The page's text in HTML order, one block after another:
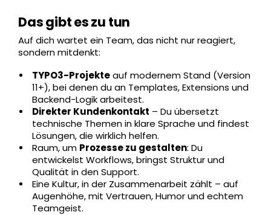
Das gibt es zu tun
Auf dich wartet ein Team, das nicht nur reagiert,
sondern mitdenkt:
TYPO3-Projekteauf modernem Stand (Version
11+), bei denen du an Templates, Extensions und
Backend-Logik arbeitest.
Direkter Kundenkontakt – Du übersetzt
technische Themen in klare Sprache und findest
Lösungen, die wirklich helfen.
Raum, um Prozesse zu gestalten: Du
entwickelst Workflows, bringst Struktur und
Qualität in den Support.
Eine Kultur, in der Zusammenarbeit zählt – auf
Augenhöhe, mit Vertrauen, Humor und echtem
Teamgeist.